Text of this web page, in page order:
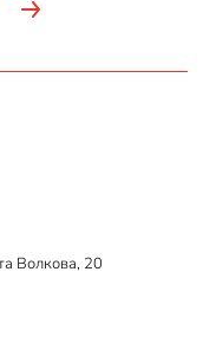
Волкова, 20